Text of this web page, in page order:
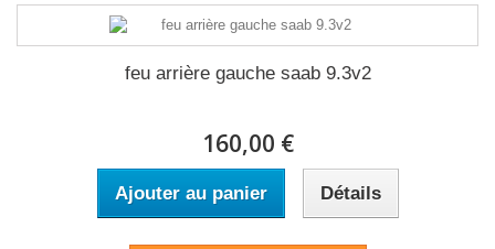
feu arrière gauche saab 9.3v2
160,00 €
Ajouter au panier Détails